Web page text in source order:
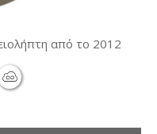
από το 2012